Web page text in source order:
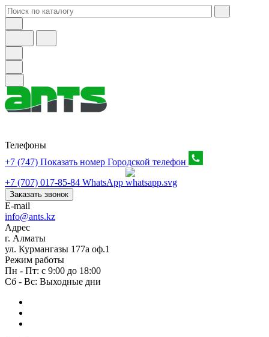
Телефоны
+7 (747) Показать номер Городской телефон
+7 (707) 017-85-84 WhatsApp
Заказать звонок
E-mail
info@ants.kz
Адрес
г. Алматы
ул. Курмангазы 177а оф.1
Режим работы
Пн - Пт: с 9:00 до 18:00
Сб - Вс: Выходные дни